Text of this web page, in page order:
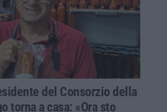
del Consorzio della
torna a casa: «Ora sto